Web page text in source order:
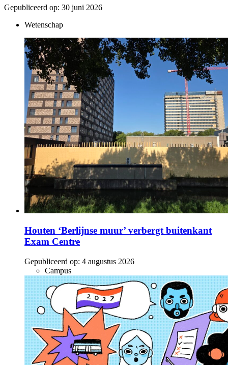
Gepubliceerd op: 30 juni 2026
Wetenschap
Houten ‘Berlijnse muur’ verbergt buitenkant
Exam Centre
Gepubliceerd op: 4 augustus 2026
Campus